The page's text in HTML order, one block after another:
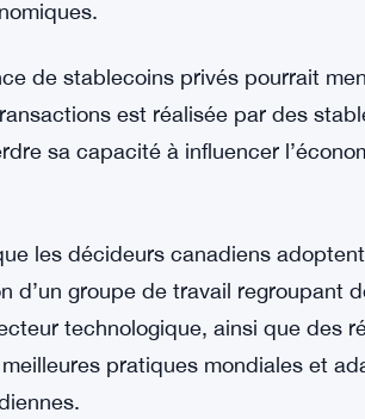
avec des propositions
de prendre en compte les
trop rigide pourrait étouffer
au Canada. Les entreprises
de stablecoins privés pourrait
est réalisée par des
sa capacité à influencer